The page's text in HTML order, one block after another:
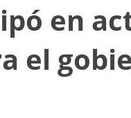
en
el